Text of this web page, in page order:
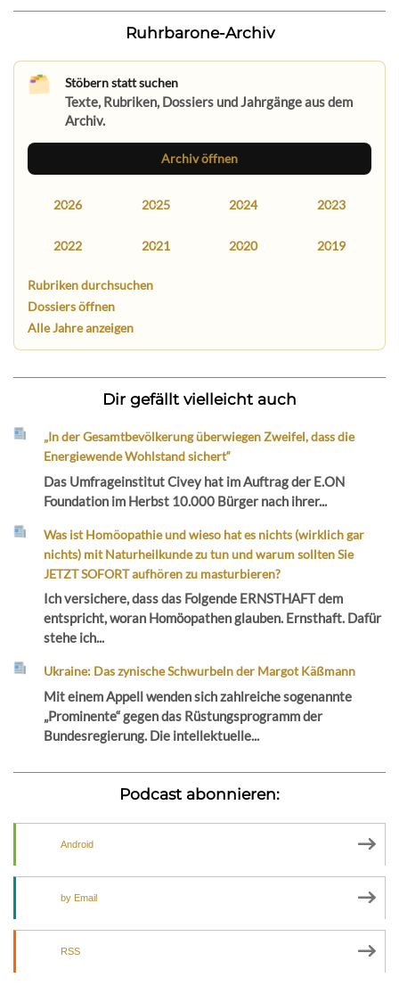
Ruhrbarone-Archiv
Stöbern statt suchen
Texte, Rubriken, Dossiers und Jahrgänge aus dem
Archiv.
Archiv öffnen
2026 2025 2024 2023
2022 2021 2020 2019
Rubriken durchsuchen
Dossiers öffnen
Alle Jahre anzeigen
Dir gefällt vielleicht auch
„In der Gesamtbevölkerung überwiegen Zweifel, dass die
Energiewende Wohlstand sichert“
Das Umfrageinstitut Civey hat im Auftrag der E.ON
Foundation im Herbst 10.000 Bürger nach ihrer...
Was ist Homöopathie und wieso hat es nichts (wirklich gar
nichts) mit Naturheilkunde zu tun und warum sollten Sie
JETZT SOFORT aufhören zu masturbieren?
Ich versichere, dass das Folgende ERNSTHAFT dem
entspricht, woran Homöopathen glauben. Ernsthaft. Dafür
stehe ich...
Ukraine: Das zynische Schwurbeln der Margot Käßmann
Mit einem Appell wenden sich zahlreiche sogenannte
„Prominente“ gegen das Rüstungsprogramm der
Bundesregierung. Die intellektuelle...
Podcast abonnieren:
Android
by Email
RSS